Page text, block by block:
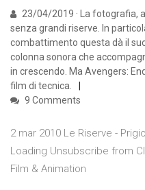
23/04/2019 · La fotografia,
senza grandi riserve. In
combattimento questa dà il
colonna sonora che
in crescendo. Ma Avengers:
film di tecnica.
9 Comments
2 mar 2010 Le Riserve -
Loading Unsubscribe from
Film & Animation